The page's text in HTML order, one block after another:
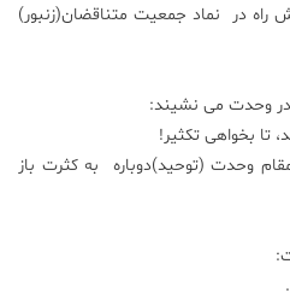
راه در نماد جمعیت متناقضان(زنبور)
در وحدت ‌می نشیند:
تا بخواهی تکثیر!
وحدت (توحید)دوباره به کثرت باز